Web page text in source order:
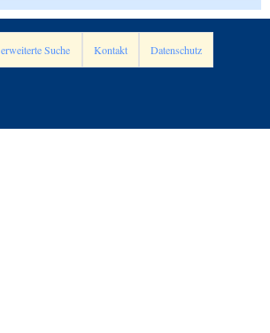
erweiterte Suche Kontakt Datenschutz